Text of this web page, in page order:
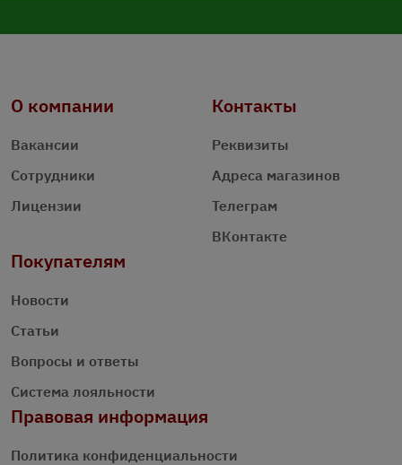
О компании
Вакансии
Сотрудники
Лицензии
Контакты
Реквизиты
Адреса магазинов
Телеграм
ВКонтакте
Покупателям
Новости
Статьи
Вопросы и ответы
Система лояльности
Правовая информация
Политика конфиденциальности